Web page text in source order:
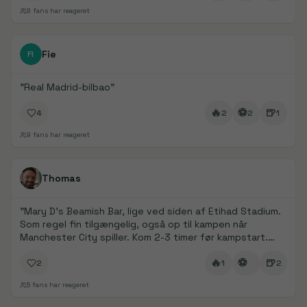
8 fans har reageret
FanDays bidrag
FI Fie
"Real Madrid-bilbao"
4 🔥2 ⚽2 🍺1
9 fans har reageret
FanDays bidrag
Thomas
"Mary D’s Beamish Bar, lige ved siden af Etihad Stadium.
Som regel fin tilgængelig, også op til kampen når
Manchester City spiller. Kom 2-3 timer før kampstart.
2 🔥1 ⚽ 🍺2
5 fans har reageret